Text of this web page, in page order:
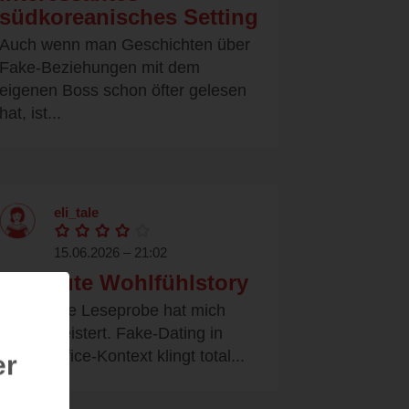
südkoreanisches Setting
Auch wenn man Geschichten über
Fake-Beziehungen mit dem
eigenen Boss schon öfter gelesen
hat, ist...
eli_tale
15.06.2026 – 21:02
Absolute Wohlfühlstory
Bereits die Leseprobe hat mich
total begeistert. Fake-Dating in
einem Office-Kontext klingt total...